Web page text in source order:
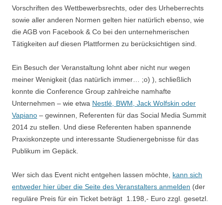
Vorschriften des Wettbewerbsrechts, oder des Urheberrechts
sowie aller anderen Normen gelten hier natürlich ebenso, wie
die AGB von Facebook & Co bei den unternehmerischen
Tätigkeiten auf diesen Plattformen zu berücksichtigen sind.
Ein Besuch der Veranstaltung lohnt aber nicht nur wegen
meiner Wenigkeit (das natürlich immer… ;o) ), schließlich
konnte die Conference Group zahlreiche namhafte
Unternehmen – wie etwa Nestlé, BWM, Jack Wolfskin oder
Vapiano – gewinnen, Referenten für das Social Media Summit
2014 zu stellen. Und diese Referenten haben spannende
Praxiskonzepte und interessante Studienergebnisse für das
Publikum im Gepäck.
Wer sich das Event nicht entgehen lassen möchte, kann sich
entweder hier über die Seite des Veranstalters anmelden (der
reguläre Preis für ein Ticket beträgt 1.198,- Euro zzgl. gesetzl.